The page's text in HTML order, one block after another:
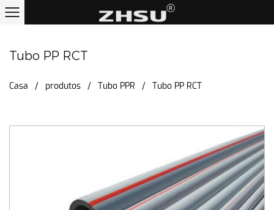
Tubo PP RCT
Casa / produtos / Tubo PPR / Tubo PP RCT